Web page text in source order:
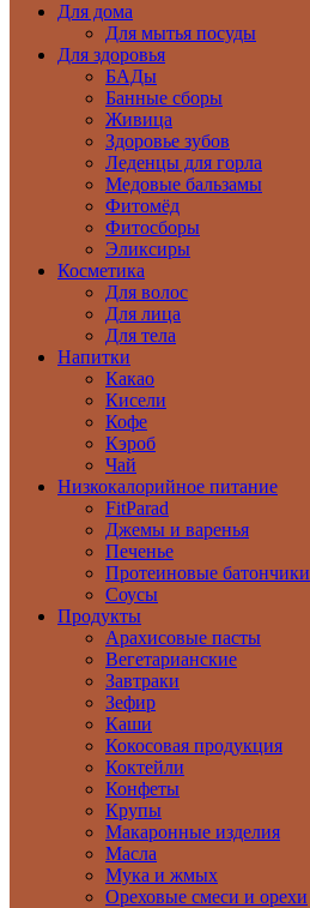
Для дома
Для мытья посуды
Для здоровья
БАДы
Банные сборы
Живица
Здоровье зубов
Леденцы для горла
Медовые бальзамы
Фитомёд
Фитосборы
Эликсиры
Косметика
Для волос
Для лица
Для тела
Напитки
Какао
Кисели
Кофе
Кэроб
Чай
Низкокалорийное питание
FitParad
Джемы и варенья
Печенье
Протеиновые батончики
Соусы
Продукты
Арахисовые пасты
Вегетарианские
Завтраки
Зефир
Каши
Кокосовая продукция
Коктейли
Конфеты
Крупы
Макаронные изделия
Масла
Мука и жмых
Ореховые смеси и орехи